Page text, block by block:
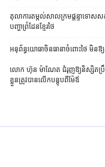
តុលាការ​តម្កល់​សាលក្រម​ផ្ដន្ទាទោស​
បញ្ហា​ព្រំដែន​ខ្មែរ​ថៃ
អនុព័ន្ធយោធា​ចិន​ធានា​ចំពោះ​ថៃ មិន​ឱ្យ​ក
លោក ហ៊ុន ម៉ាណែត ជំរុញ​ឱ្យ​និស្សិត​ប្រឹង
ខ្លួន​ត្រូវ​បាន​លើក​បន្តុប​ពី​ម៉ែឪ